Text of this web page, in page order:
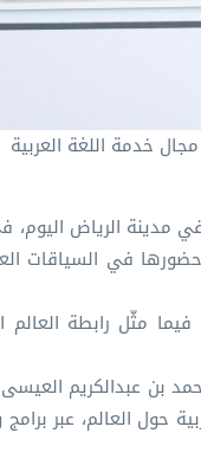
خدمة اللغة العربية
مدينة الرياض
في السياقات
مثّل رابطة العالم
بن عبدالكريم العيسى
حول العالم، عبر برامج